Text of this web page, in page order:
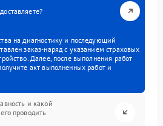
на диагностику и последующий
заказ-наряд с указанием страховых
Далее, после выполнения работ
акт выполненных работ и
и какой
проводить